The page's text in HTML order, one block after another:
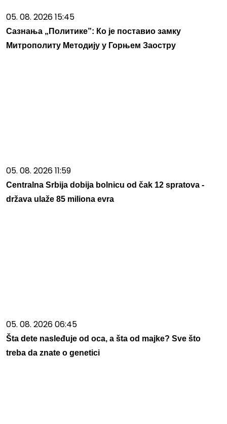
05. 08. 2026 15:45
Сазнања „Политике”: Ко је поставио замку
Митрополиту Методију у Горњем Заостру
05. 08. 2026 11:59
Centralna Srbija dobija bolnicu od čak 12 spratova -
država ulaže 85 miliona evra
05. 08. 2026 06:45
Šta dete nasleđuje od oca, a šta od majke? Sve što
treba da znate o genetici